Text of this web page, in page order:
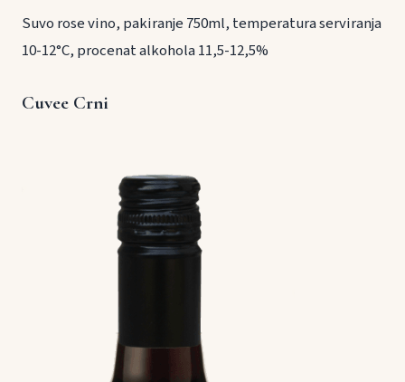
Suvo rose vino, pakiranje 750ml, temperatura serviranja
10-12°C, procenat alkohola 11,5-12,5%
Cuvee Crni